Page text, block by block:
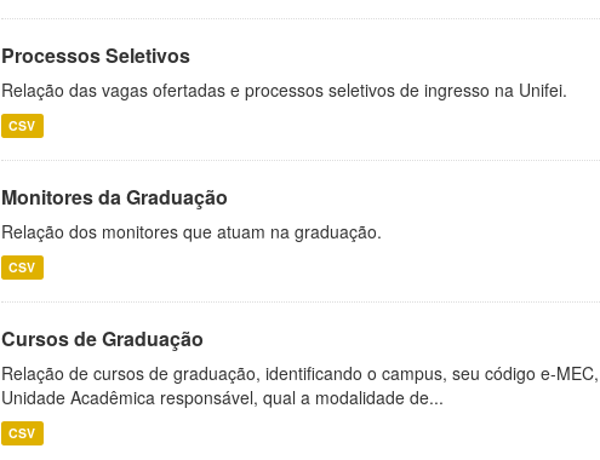
Processos Seletivos
Relação das vagas ofertadas e processos seletivos de ingresso na Unifei.
CSV
Monitores da Graduação
Relação dos monitores que atuam na graduação.
CSV
Cursos de Graduação
Relação de cursos de graduação, identificando o campus, seu código e-
Unidade Acadêmica responsável, qual a modalidade de...
CSV